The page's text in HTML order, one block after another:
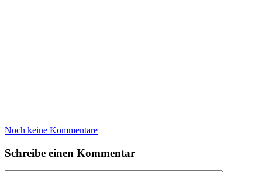
Noch keine Kommentare
Schreibe einen Kommentar